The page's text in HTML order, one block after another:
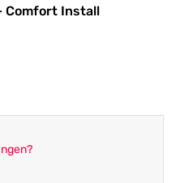
Comfort Install